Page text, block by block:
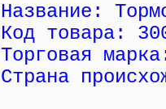
Название:
Код товара:
Торговая
Страна